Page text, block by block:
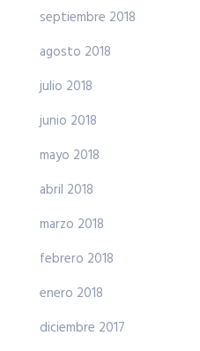
septiembre 2018
agosto 2018
julio 2018
junio 2018
mayo 2018
abril 2018
marzo 2018
febrero 2018
enero 2018
diciembre 2017